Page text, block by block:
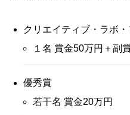
クリエイティブ・ラボ
１名 賞金50万円＋副
優秀賞
若干名 賞金20万円